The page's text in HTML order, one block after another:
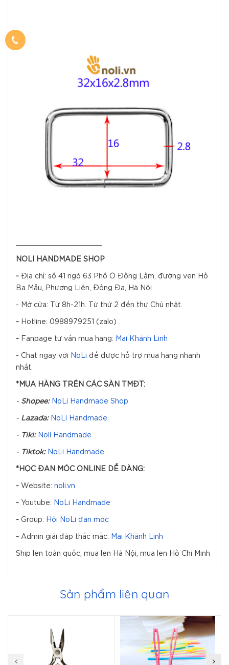
NOLI HANDMADE SHOP
- Địa chỉ: số 41 ngõ 63 Phố Ô Đồng Lầm, đường ven Hồ
Ba Mẫu, Phương Liên, Đống Đa, Hà Nội
- Mở cửa: Từ 8h-21h. Từ thứ 2 đến thứ Chủ nhật.
- Hotline: 0988979251 (zalo)
- Fanpage tư vấn mua hàng: Mai Khánh Linh
- Chat ngay với NoLi
để được hỗ trợ mua hàng nhanh
nhất.
*MUA HÀNG TRÊN CÁC SÀN TMĐT:
- Shopee: NoLi Handmade Shop
- Lazada: NoLi Handmade
- Tiki: Noli Handmade
- Tiktok: NoLi Handmade
*HỌC ĐAN MÓC ONLINE DỄ DÀNG:
- Website: noli.vn
- Youtube: NoLi Handmade
- Group: Hội NoLi đan móc
- Admin giải đáp thắc mắc: Mai Khánh Linh
Ship len toàn quốc, mua len Hà Nội, mua len Hồ Chí Minh
Sản phẩm liên quan